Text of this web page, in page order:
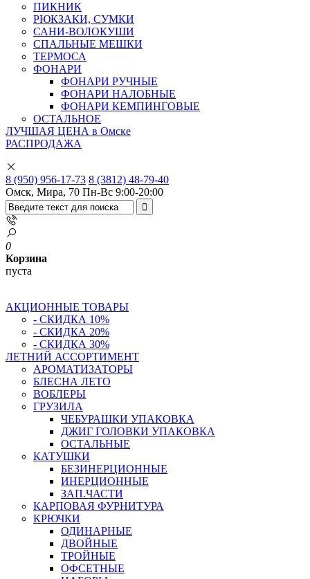
ПИКНИК
РЮКЗАКИ, СУМКИ
САНИ-ВОЛОКУШИ
СПАЛЬНЫЕ МЕШКИ
ТЕРМОСА
ФОНАРИ
ФОНАРИ РУЧНЫЕ
ФОНАРИ НАЛОБНЫЕ
ФОНАРИ КЕМПИНГОВЫЕ
ОСТАЛЬНОЕ
ЛУЧШАЯ ЦЕНА в Омске
РАСПРОДАЖА
8 (950) 956-17-73 8 (3812) 48-79-40
Омск, Мира, 70 Пн-Вс 9:00-20:00
0
Корзина
пуста
АКЦИОННЫЕ ТОВАРЫ
- СКИДКА 10%
- СКИДКА 20%
- СКИДКА 30%
ЛЕТНИЙ АССОРТИМЕНТ
АРОМАТИЗАТОРЫ
БЛЕСНА ЛЕТО
ВОБЛЕРЫ
ГРУЗИЛА
ЧЕБУРАШКИ УПАКОВКА
ДЖИГ ГОЛОВКИ УПАКОВКА
ОСТАЛЬНЫЕ
КАТУШКИ
БЕЗИНЕРЦИОННЫЕ
ИНЕРЦИОННЫЕ
ЗАП.ЧАСТИ
КАРПОВАЯ ФУРНИТУРА
КРЮЧКИ
ОДИНАРНЫЕ
ДВОЙНЫЕ
ТРОЙНЫЕ
ОФСЕТНЫЕ